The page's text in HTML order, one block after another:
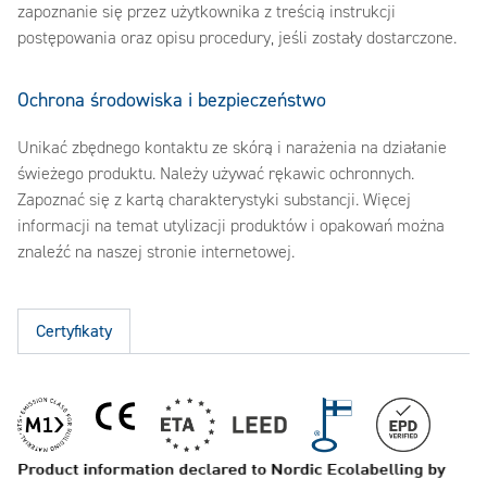
zapoznanie się przez użytkownika z treścią instrukcji
postępowania oraz opisu procedury, jeśli zostały dostarczone.
Ochrona środowiska i bezpieczeństwo
Unikać zbędnego kontaktu ze skórą i narażenia na działanie
świeżego produktu. Należy używać rękawic ochronnych.
Zapoznać się z kartą charakterystyki substancji. Więcej
informacji na temat utylizacji produktów i opakowań można
znaleźć na naszej stronie internetowej.
Certyfikaty